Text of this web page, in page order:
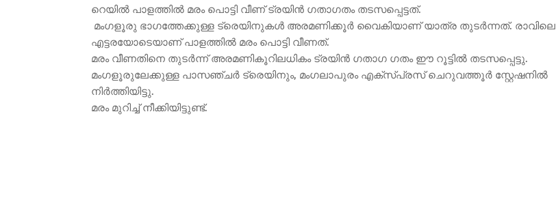
റെയിൽ പാളത്തിൽ മരം പൊട്ടി വീണ് ട്രയിൻ ഗതാഗതം തടസപ്പെട്ടത്.
മംഗളൂരു ഭാഗത്തേക്കുള്ള ട്രെയിനുകൾ അരമണിക്കൂർ വൈകിയാണ് യാത്ര തുടർന്നത്. രാവിലെ
എട്ടരയോടെയാണ് പാളത്തിൽ മരം പൊട്ടി വീണത്.
മരം വീണതിനെ തുടർന്ന് അരമണികൂറിലധികം ട്രയിൻ ഗതാഗ ഗതം ഈ റൂട്ടിൽ തടസപ്പെട്ടു.
മംഗളൂരുലേക്കുള്ള പാസഞ്ചർ ട്രെയിനും, മംഗലാപുരം എക്‌സ്പ്രസ് ചെറുവത്തൂർ സ്റ്റേഷനിൽ
നിർത്തിയിട്ടു.
മരം മുറിച്ച് നീക്കിയിട്ടുണ്ട്.